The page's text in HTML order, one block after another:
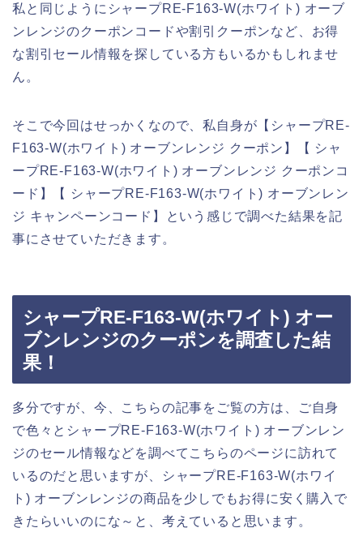
私と同じようにシャープRE-F163-W(ホワイト) オーブ
ンレンジのクーポンコードや割引クーポンなど、お得
な割引セール情報を探している方もいるかもしれませ
ん。
そこで今回はせっかくなので、私自身が【シャープRE-
F163-W(ホワイト) オーブンレンジ クーポン】【 シャ
ープRE-F163-W(ホワイト) オーブンレンジ クーポンコ
ード】【 シャープRE-F163-W(ホワイト) オーブンレン
ジ キャンペーンコード】という感じで調べた結果を記
事にさせていただきます。
シャープRE-F163-W(ホワイト) オー
ブンレンジのクーポンを調査した結
果！
多分ですが、今、こちらの記事をご覧の方は、ご自身
で色々とシャープRE-F163-W(ホワイト) オーブンレン
ジのセール情報などを調べてこちらのページに訪れて
いるのだと思いますが、シャープRE-F163-W(ホワイ
ト) オーブンレンジの商品を少しでもお得に安く購入で
きたらいいのにな～と、考えていると思います。